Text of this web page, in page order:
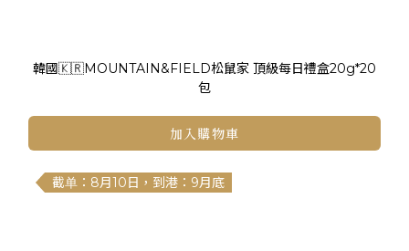
韓國🇰🇷MOUNTAIN&FIELD松鼠家 頂級每日禮盒20g*20
包
加入購物車
截单：8月10日，到港：9月底